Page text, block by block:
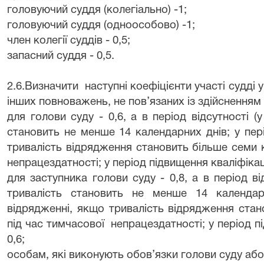
головуючий суддя (колегіально) -1;
головуючий суддя (одноособово) -1;
член колегії суддів - 0,5;
запасний суддя - 0,5.
2.6.Визначити
наступні коефіцієнти участі судді
інших повноважень, не пов’язаних із
для голови суду - 0,6, а в період відсутності (у
становить не менше 14 календарних днів; у
тривалість відрядження становить більше семи
непрацездатності; у період підвищення
для заступника голови суду - 0,8, а в період
тривалість становить не менше 14
відрядженні, якщо тривалість відрядження
під час тимчасової
непрацездатності; у період
0,6;
особам, які виконують обов’язки голови суду